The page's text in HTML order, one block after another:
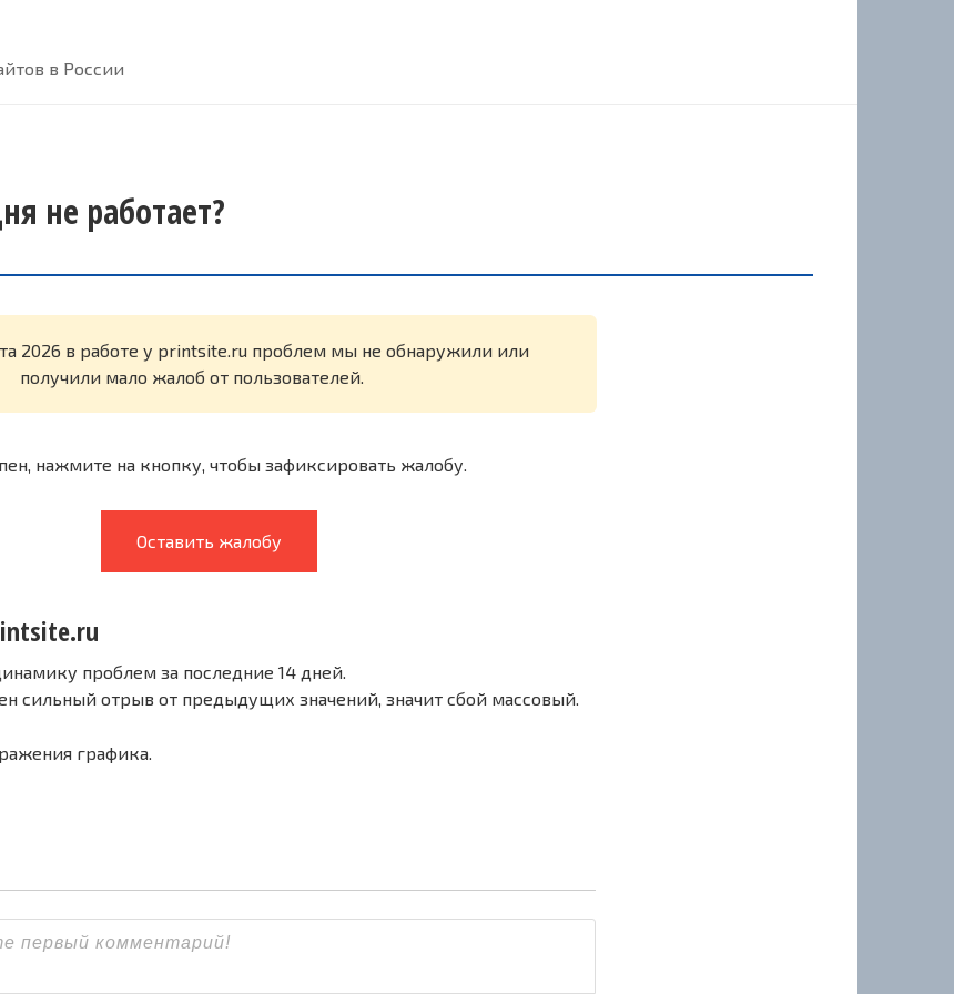
в России
не работает?
2026 в работе у printsite.ru проблем мы не обнаружили или
получили мало жалоб от пользователей.
нажмите на кнопку, чтобы зафиксировать жалобу.
Оставить жалобу
проблем за последние 14 дней.
сильный отрыв от предыдущих значений, значит сбой массовый.
графика.